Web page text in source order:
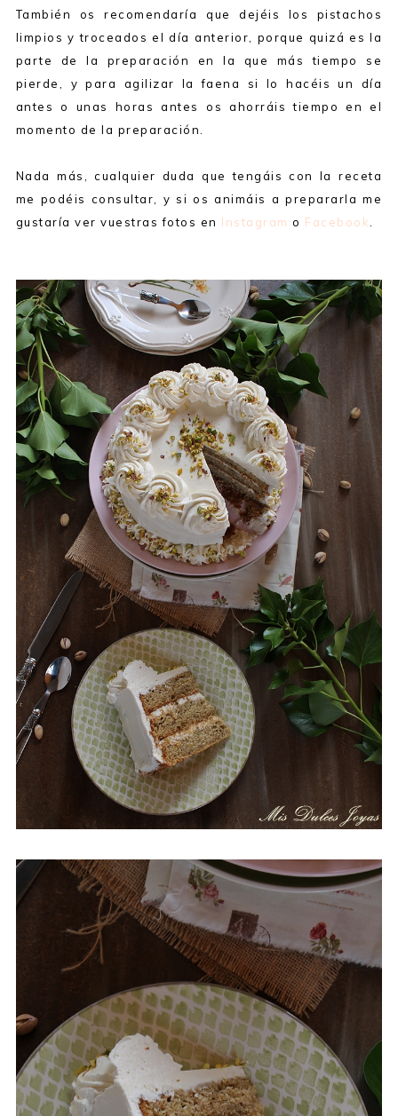
También os recomendaría que dejéis los pistachos
limpios y troceados el día anterior, porque quizá es la
parte de la preparación en la que más tiempo se
pierde, y para agilizar la faena si lo hacéis un día
antes o unas horas antes os ahorráis tiempo en el
momento de la preparación.
Nada más, cualquier duda que tengáis con la receta
me podéis consultar, y si os animáis a prepararla me
gustaría ver vuestras fotos en Instagram o Facebook